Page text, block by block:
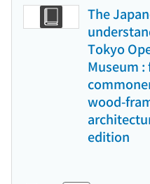
The
Tokyo
Museum
wood-
edition